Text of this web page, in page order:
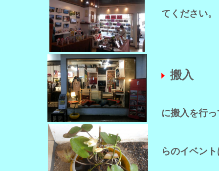
てください。
搬入
に搬入を行
らのイベン